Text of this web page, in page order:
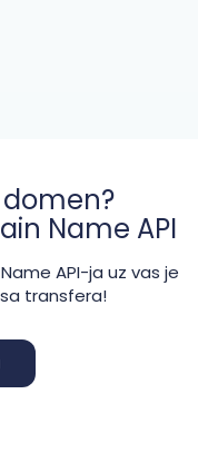
Name API
API-ja uz vas je
transfera!